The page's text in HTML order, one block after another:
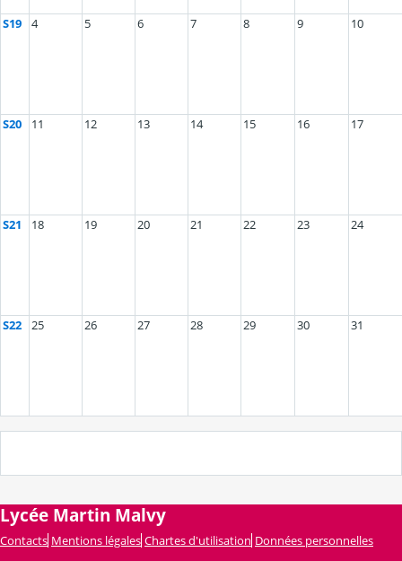
S19 4 5 6 7 8 9 10
S20 11 12 13 14 15 16 17
S21 18 19 20 21 22 23 24
S22 25 26 27 28 29 30 31
Lycée Martin Malvy
Contacts Mentions légales Chartes d'utilisation Données personnelles